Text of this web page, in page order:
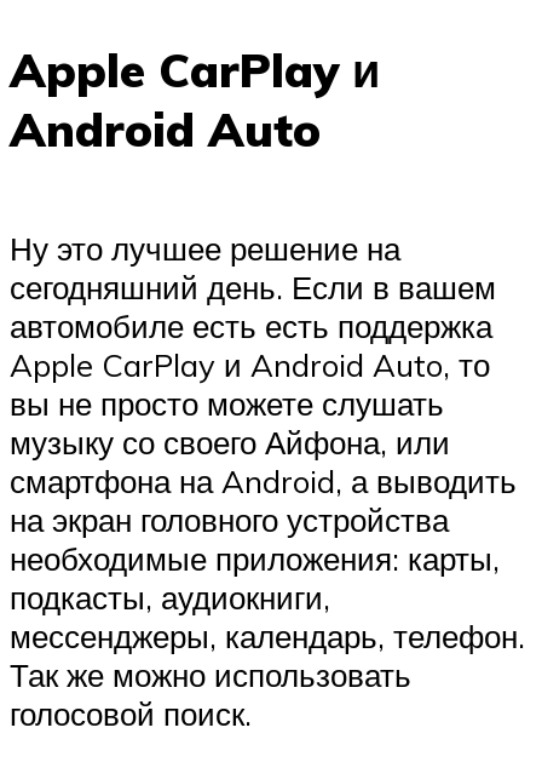
Apple CarPlay и
Android Auto
Ну это лучшее решение на
сегодняшний день. Если в вашем
автомобиле есть есть поддержка
Apple CarPlay и Android Auto, то
вы не просто можете слушать
музыку со своего Айфона, или
смартфона на Android, а выводить
на экран головного устройства
необходимые приложения: карты,
подкасты, аудиокниги,
мессенджеры, календарь, телефон.
Так же можно использовать
голосовой поиск.